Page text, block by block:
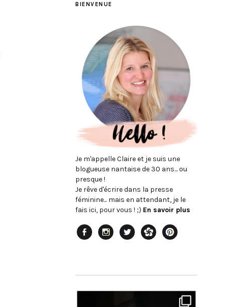
BIENVENUE
Je m'appelle Claire et je suis une
blogueuse nantaise de 30 ans... ou
presque !
Je rêve d'écrire dans la presse
féminine... mais en attendant, je le
fais ici, pour vous ! ;) En savoir plus